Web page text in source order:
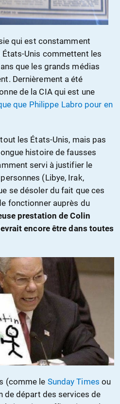
qui est constamment
États-Unis commettent les
que les grands médias
Dernièrement a été
de la CIA qui est une
que Philippe Labro pour en
les États-Unis, mais pas
histoire de fausses
servi à justifier le
(Libye, Irak,
se désoler du fait que ces
fonctionner auprès du
prestation de Colin
encore être dans toutes
(comme le Sunday Times ou
de départ des services de